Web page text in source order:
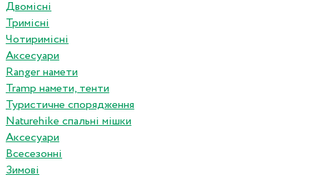
Двомісні
Тримісні
Чотиримісні
Аксесуари
Ranger намети
Tramp намети, тенти
Туристичне спорядження
Naturehike спальні мішки
Аксесуари
Всесезонні
Зимові